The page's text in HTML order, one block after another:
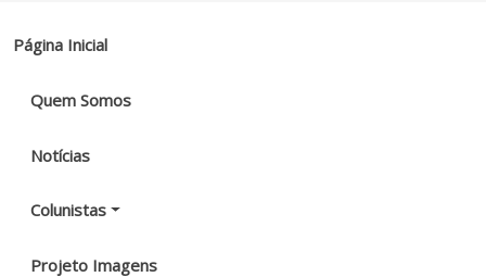
Página Inicial
Quem Somos
Notícias
Colunistas
Projeto Imagens